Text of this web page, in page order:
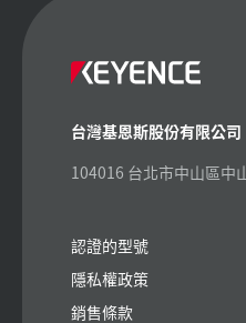
台灣基恩斯股份有限公司
104016 台北市中山區中
認證的型號
隱私權政策
銷售條款